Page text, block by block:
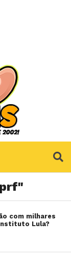
com milhares
Lula?